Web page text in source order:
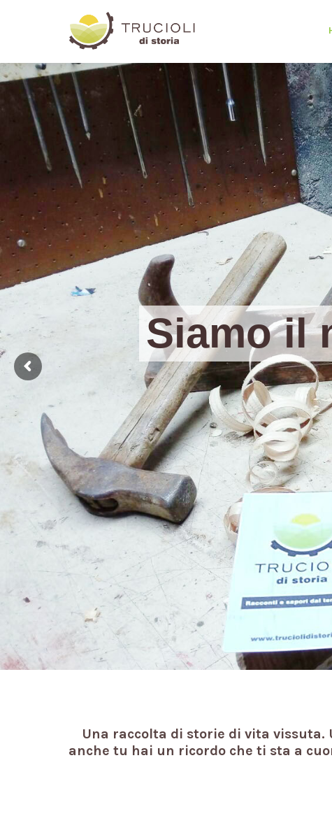
Siamo il
Una raccolta di storie di vita
anche tu hai un ricordo che ti sta a